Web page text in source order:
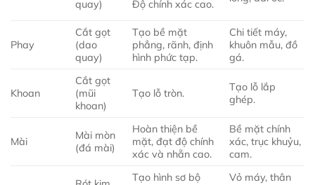
quay)
Độ chính xác cao.
Phay
Cắt gọt
(dao
quay)
Tạo bề mặt
phẳng, rãnh, định
hình phức tạp.
Chi tiết máy,
khuôn mẫu, đồ
gá.
Khoan
Cắt gọt
(mũi
khoan)
Tạo lỗ tròn.
Tạo lỗ lắp
ghép.
Mài
Mài mòn
(đá mài)
Hoàn thiện bề
mặt, đạt độ chính
xác và nhẵn cao.
Bề mặt chính
xác, trục khuỷu,
cam.
Tạo hình sơ bộ
Vỏ máy, thân